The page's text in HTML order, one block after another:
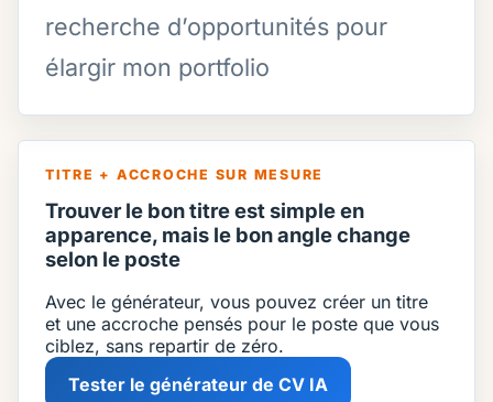
recherche d’opportunités pour
élargir mon portfolio
TITRE + ACCROCHE SUR MESURE
Trouver le bon titre est simple en
apparence, mais le bon angle change
selon le poste
Avec le générateur, vous pouvez créer un titre
et une accroche pensés pour le poste que vous
ciblez, sans repartir de zéro.
Tester le générateur de CV IA